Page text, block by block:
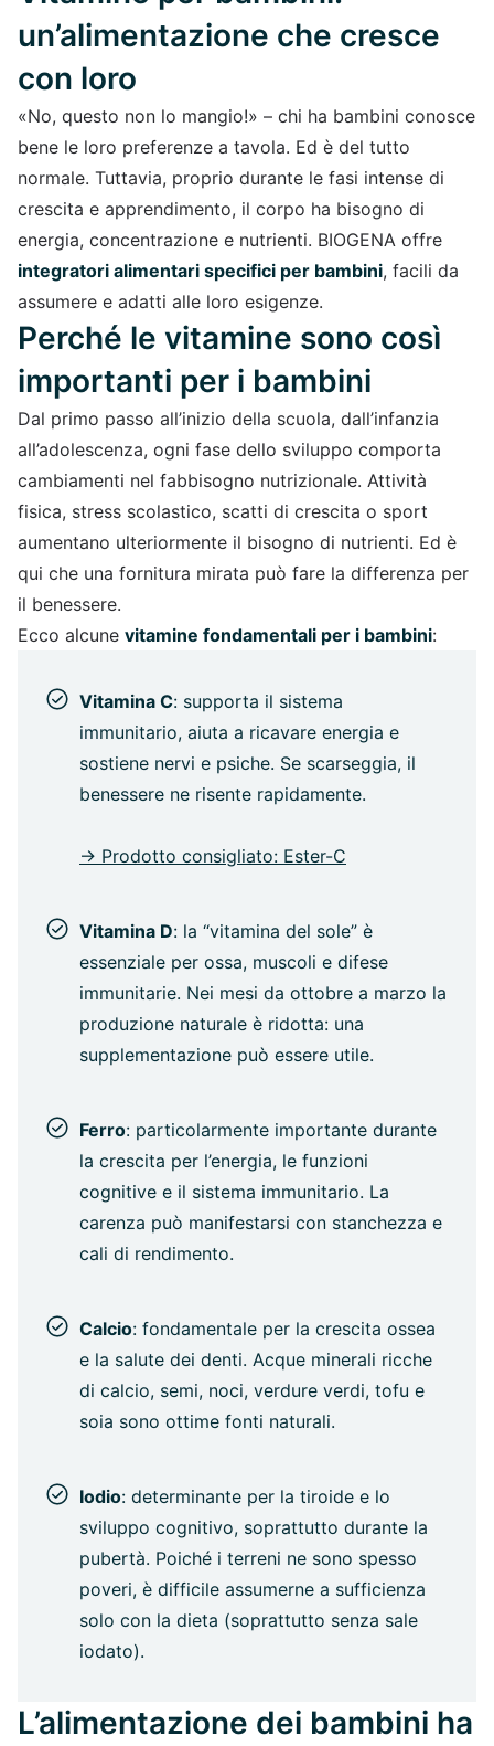
un’alimentazione che cresce
con loro
«No, questo non lo mangio!» – chi ha bambini conosce
bene le loro preferenze a tavola. Ed è del tutto
normale. Tuttavia, proprio durante le fasi intense di
crescita e apprendimento, il corpo ha bisogno di
energia, concentrazione e nutrienti. BIOGENA offre
integratori alimentari specifici per bambini, facili da
assumere e adatti alle loro esigenze.
Perché le vitamine sono così
importanti per i bambini
Dal primo passo all’inizio della scuola, dall’infanzia
all’adolescenza, ogni fase dello sviluppo comporta
cambiamenti nel fabbisogno nutrizionale. Attività
fisica, stress scolastico, scatti di crescita o sport
aumentano ulteriormente il bisogno di nutrienti. Ed è
qui che una fornitura mirata può fare la differenza per
il benessere.
Ecco alcune vitamine fondamentali per i bambini:
Vitamina C: supporta il sistema
immunitario, aiuta a ricavare energia e
sostiene nervi e psiche. Se scarseggia, il
benessere ne risente rapidamente.
-> Prodotto consigliato: Ester-C
Vitamina D: la “vitamina del sole” è
essenziale per ossa, muscoli e difese
immunitarie. Nei mesi da ottobre a marzo la
produzione naturale è ridotta: una
supplementazione può essere utile.
Ferro: particolarmente importante durante
la crescita per l’energia, le funzioni
cognitive e il sistema immunitario. La
carenza può manifestarsi con stanchezza e
cali di rendimento.
Calcio: fondamentale per la crescita ossea
e la salute dei denti. Acque minerali ricche
di calcio, semi, noci, verdure verdi, tofu e
soia sono ottime fonti naturali.
Iodio: determinante per la tiroide e lo
sviluppo cognitivo, soprattutto durante la
pubertà. Poiché i terreni ne sono spesso
poveri, è difficile assumerne a sufficienza
solo con la dieta (soprattutto senza sale
iodato).
L’alimentazione dei bambini ha